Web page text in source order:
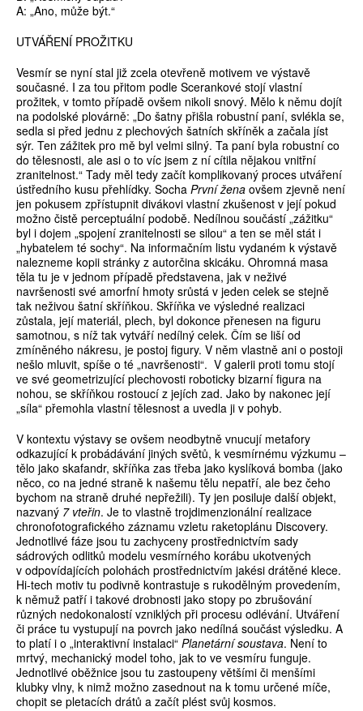
A: „Ano, může být.“
UTVÁŘENÍ PROŽITKU
Vesmír se nyní stal již zcela otevřeně motivem ve výstavě
současné. I za tou přitom podle Scerankové stojí vlastní
prožitek, v tomto případě ovšem nikoli snový. Mělo k němu dojít
na podolské plovárně: „Do šatny přišla robustní paní, svlékla se,
sedla si před jednu z plechových šatních skříněk a začala jíst
sýr. Ten zážitek pro mě byl velmi silný. Ta paní byla robustní co
do tělesnosti, ale asi o to víc jsem z ní cítila nějakou vnitřní
zranitelnost.“ Tady měl tedy začít komplikovaný proces utváření
ústředního kusu přehlídky. Socha První žena ovšem zjevně není
jen pokusem zpřístupnit divákovi vlastní zkušenost v její pokud
možno čistě perceptuální podobě. Nedílnou součástí „zážitku“
byl i dojem „spojení zranitelnosti se silou“ a ten se měl stát i
„hybatelem té sochy“. Na informačním listu vydaném k výstavě
nalezneme kopii stránky z autorčina skicáku. Ohromná masa
těla tu je v jednom případě představena, jak v neživé
navršenosti své amorfní hmoty srůstá v jeden celek se stejně
tak neživou šatní skříňkou. Skříňka ve výsledné realizaci
zůstala, její materiál, plech, byl dokonce přenesen na figuru
samotnou, s níž tak vytváří nedílný celek. Čím se liší od
zmíněného nákresu, je postoj figury. V něm vlastně ani o postoji
nešlo mluvit, spíše o té „navršenosti“. V galerii proti tomu stojí
ve své geometrizující plechovosti roboticky bizarní figura na
nohou, se skříňkou rostoucí z jejích zad. Jako by nakonec její
„síla“ přemohla vlastní tělesnost a uvedla ji v pohyb.
V kontextu výstavy se ovšem neodbytně vnucují metafory
odkazující k probádávání jiných světů, k vesmírnému výzkumu –
tělo jako skafandr, skříňka zas třeba jako kyslíková bomba (jako
něco, co na jedné straně k našemu tělu nepatří, ale bez čeho
bychom na straně druhé nepřežili). Ty jen posiluje další objekt,
nazvaný 7 vteřin. Je to vlastně trojdimenzionální realizace
chronofotografického záznamu vzletu raketoplánu Discovery.
Jednotlivé fáze jsou tu zachyceny prostřednictvím sady
sádrových odlitků modelu vesmírného korábu ukotvených
v odpovídajících polohách prostřednictvím jakési drátěné klece.
Hi-tech motiv tu podivně kontrastuje s rukodělným provedením,
k němuž patří i takové drobnosti jako stopy po zbrušování
různých nedokonalostí vzniklých při procesu odlévání. Utváření
či práce tu vystupují na povrch jako nedílná součást výsledku. A
to platí i o „interaktivní instalaci“ Planetární soustava. Není to
mrtvý, mechanický model toho, jak to ve vesmíru funguje.
Jednotlivé oběžnice jsou tu zastoupeny většími či menšími
klubky vlny, k nimž možno zasednout na k tomu určené míče,
chopit se pletacích drátů a začít plést svůj kosmos.